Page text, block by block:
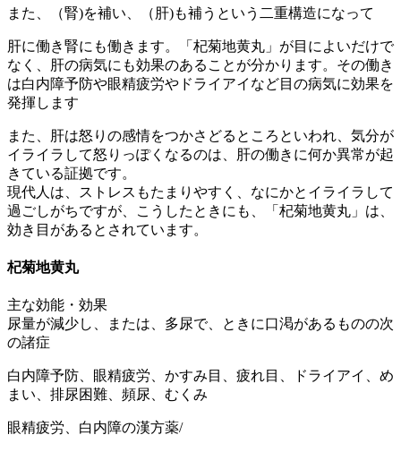
また、（腎)を補い、（肝)も補うという二重構造になって
肝に働き腎にも働きます。「杞菊地黄丸」が目によいだけで
なく、肝の病気にも効果のあることが分かります。その働き
は白内障予防や眼精疲労やドライアイなど目の病気に効果を
発揮します
また、肝は怒りの感情をつかさどるところといわれ、気分が
イライラして怒りっぽくなるのは、肝の働きに何か異常が起
きている証拠です。
現代人は、ストレスもたまりやすく、なにかとイライラして
過ごしがちですが、こうしたときにも、「杞菊地黄丸」は、
効き目があるとされています。
杞菊地黄丸
主な効能・効果
尿量が減少し、または、多尿で、ときに口渇があるものの次
の諸症
白内障予防、眼精疲労、かすみ目、疲れ目、ドライアイ、め
まい、排尿困難、頻尿、むくみ
眼精疲労、白内障の漢方薬/